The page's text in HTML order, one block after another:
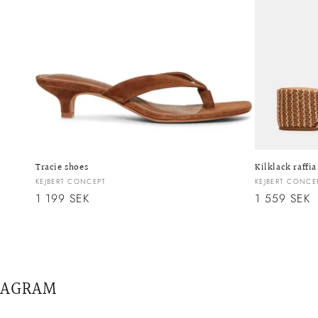
e
e
Tracie shoes
Säljare:
KEJBERT CONCEPT
Ordinarie
1 199 SEK
Kilklack raffia
Säljare:
KEJBERT
Ordinarie
1 559 SEK